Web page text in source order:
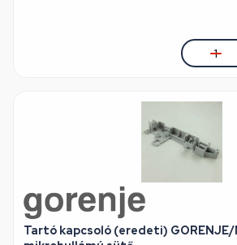
Tartó kapcsoló (eredeti) GORENJE/